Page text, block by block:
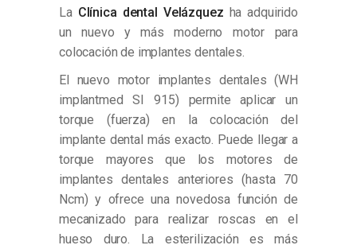
La Clínica dental Velázquez ha adquirido
un nuevo y más moderno motor para
colocación de implantes dentales.
El nuevo motor implantes dentales (WH
implantmed SI 915) permite aplicar un
torque (fuerza) en la colocación del
implante dental más exacto. Puede llegar a
torque mayores que los motores de
implantes dentales anteriores (hasta 70
Ncm) y ofrece una novedosa función de
mecanizado para realizar roscas en el
hueso duro. La esterilización es más